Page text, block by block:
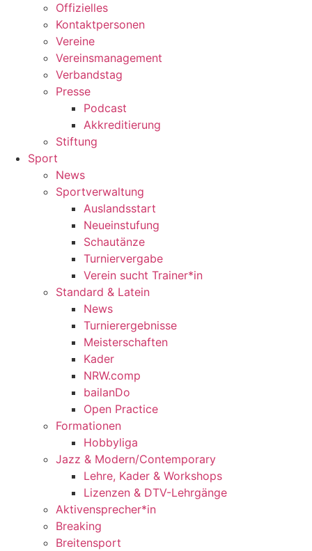
Offizielles
Kontaktpersonen
Vereine
Vereinsmanagement
Verbandstag
Presse
Podcast
Akkreditierung
Stiftung
Sport
News
Sportverwaltung
Auslandsstart
Neueinstufung
Schautänze
Turniervergabe
Verein sucht Trainer*in
Standard & Latein
News
Turnierergebnisse
Meisterschaften
Kader
NRW.comp
bailanDo
Open Practice
Formationen
Hobbyliga
Jazz & Modern/Contemporary
Lehre, Kader & Workshops
Lizenzen & DTV-Lehrgänge
Aktivensprecher*in
Breaking
Breitensport